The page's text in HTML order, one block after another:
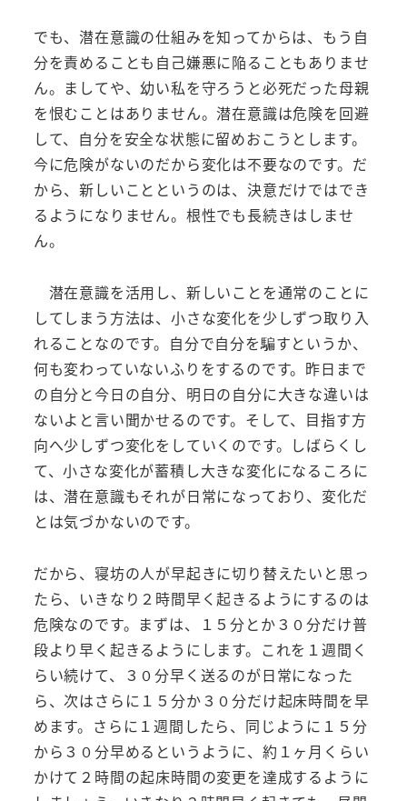
でも、潜在意識の仕組みを知ってからは、もう自
分を責めることも自己嫌悪に陥ることもありませ
ん。ましてや、幼い私を守ろうと必死だった母親
を恨むことはありません。潜在意識は危険を回避
して、自分を安全な状態に留めおこうとします。
今に危険がないのだから変化は不要なのです。だ
から、新しいことというのは、決意だけではでき
るようになりません。根性でも長続きはしませ
ん。
潜在意識を活用し、新しいことを通常のことに
してしまう方法は、小さな変化を少しずつ取り入
れることなのです。自分で自分を騙すというか、
何も変わっていないふりをするのです。昨日まで
の自分と今日の自分、明日の自分に大きな違いは
ないよと言い聞かせるのです。そして、目指す方
向へ少しずつ変化をしていくのです。しばらくし
て、小さな変化が蓄積し大きな変化になるころに
は、潜在意識もそれが日常になっており、変化だ
とは気づかないのです。
だから、寝坊の人が早起きに切り替えたいと思っ
たら、いきなり２時間早く起きるようにするのは
危険なのです。まずは、１５分とか３０分だけ普
段より早く起きるようにします。これを１週間く
らい続けて、３０分早く送るのが日常になった
ら、次はさらに１５分か３０分だけ起床時間を早
めます。さらに１週間したら、同じように１５分
から３０分早めるというように、約１ヶ月くらい
かけて２時間の起床時間の変更を達成するように